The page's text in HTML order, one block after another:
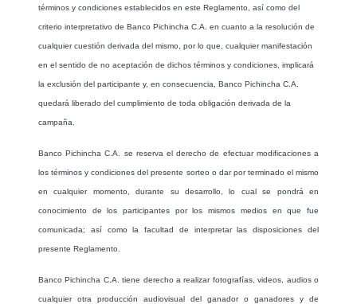
términos y condiciones establecidos en este Reglamento, así como del
criterio interpretativo de Banco Pichincha C.A. en cuanto a la resolución de
cualquier cuestión derivada del mismo, por lo que, cualquier manifestación
en el sentido de no aceptación de dichos términos y condiciones, implicará
la exclusión del participante y, en consecuencia, Banco Pichincha C.A.
quedará liberado del cumplimiento de toda obligación derivada de la
campaña.
Banco Pichincha C.A. se reserva el derecho de efectuar modificaciones a
los términos y condiciones del presente sorteo o dar por terminado el mismo
en cualquier momento, durante su desarrollo, lo cual se pondrá en
conocimiento de los participantes por los mismos medios en que fue
comunicada; así como la facultad de interpretar las disposiciones del
presente Reglamento.
Banco Pichincha C.A. tiene derecho a realizar fotografías, videos, audios o
cualquier otra producción audiovisual del ganador o ganadores y de